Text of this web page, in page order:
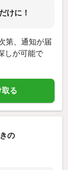
けに！
第、通知が届
しが可能で
取る
の